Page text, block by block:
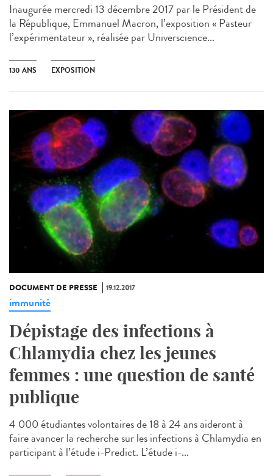
Inaugurée mercredi 13 décembre 2017 par le Président de
la République, Emmanuel Macron, l’exposition « Pasteur
l’expérimentateur », réalisée par Universcience...
130 ANS EXPOSITION
DOCUMENT DE PRESSE 19.12.2017
immunité
Dépistage des infections à
Chlamydia chez les jeunes
femmes : une question de santé
publique
4 000 étudiantes volontaires de 18 à 24 ans aideront à
faire avancer la recherche sur les infections à Chlamydia en
participant à l’étude i-Predict. L’étude i-...